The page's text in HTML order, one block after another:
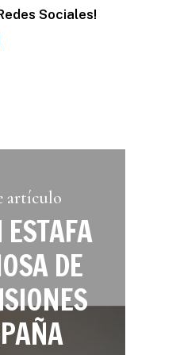
Sociales!
artículo
DE